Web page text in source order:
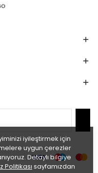
iyileştirmek için
uygun çerezler
Detaylı bilgiye
Politikası sayfamızdan